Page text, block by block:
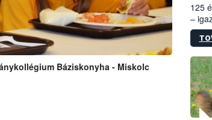
Báziskonyha - Miskolc
125
–
15.